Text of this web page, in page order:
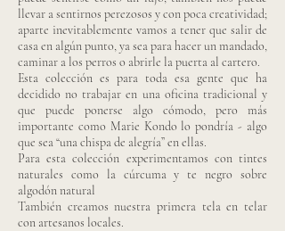
llevar a sentirnos perezosos y con poca creatividad;
aparte inevitablemente vamos a tener que salir de
casa en algún punto, ya sea para hacer un mandado,
caminar a los perros o abrirle la puerta al cartero.
Esta colección es para toda esa gente que ha
decidido no trabajar en una oficina tradicional y
que puede ponerse algo cómodo, pero más
importante como Marie Kondo lo pondría - algo
que sea “una chispa de alegría” en ellas.
Para esta colección experimentamos con tintes
naturales como la cúrcuma y te negro sobre
algodón natural
También creamos nuestra primera tela en telar
con artesanos locales.